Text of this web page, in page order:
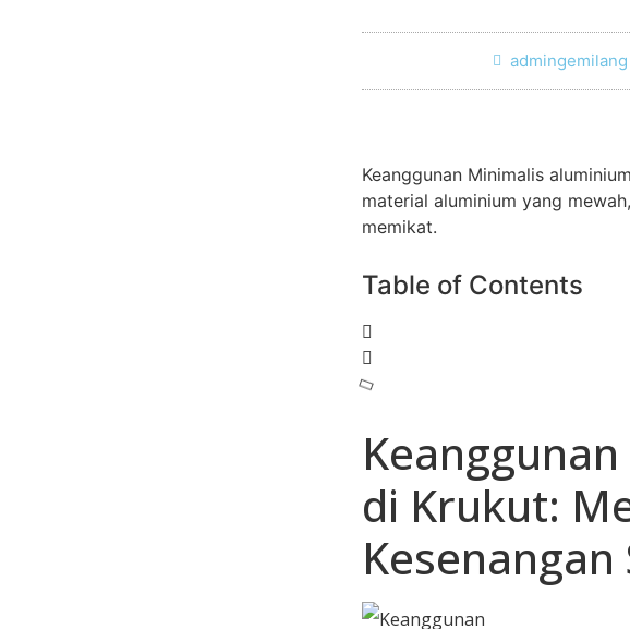
admingemilang
Keanggunan Minimalis
material aluminium yang
memikat.
Table of Contents
di Krukut: